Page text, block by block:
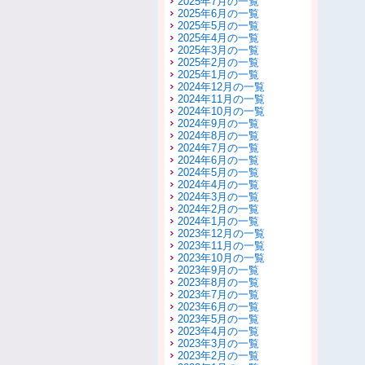
2025年6月の一覧
2025年5月の一覧
2025年4月の一覧
2025年3月の一覧
2025年2月の一覧
2025年1月の一覧
2024年12月の一覧
2024年11月の一覧
2024年10月の一覧
2024年9月の一覧
2024年8月の一覧
2024年7月の一覧
2024年6月の一覧
2024年5月の一覧
2024年4月の一覧
2024年3月の一覧
2024年2月の一覧
2024年1月の一覧
2023年12月の一覧
2023年11月の一覧
2023年10月の一覧
2023年9月の一覧
2023年8月の一覧
2023年7月の一覧
2023年6月の一覧
2023年5月の一覧
2023年4月の一覧
2023年3月の一覧
2023年2月の一覧